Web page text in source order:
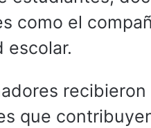
como el
escolar.
que